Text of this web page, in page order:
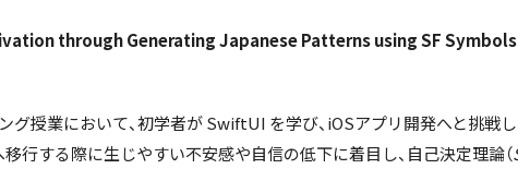
through Generating Japanese Patterns using SF
グ授業において、初学者が SwiftUI を学び、iOSアプリ開発へと挑戦
行する際に生じやすい不安感や自信の低下に着目し、自己決定理論（